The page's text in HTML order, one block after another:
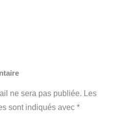
ne sera pas publiée. Les
sont indiqués avec *